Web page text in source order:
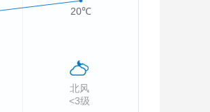
20℃
北风
<3级